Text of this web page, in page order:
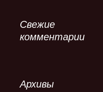
Свежие
комментарии
Архивы